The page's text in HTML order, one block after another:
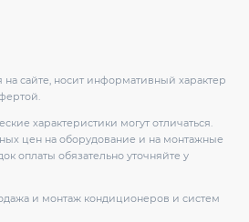
сайте, носит информативный характер
характеристики могут отличаться.
цен на оборудование и на монтажные
оплаты обязательно уточняйте у
и монтаж кондиционеров и систем